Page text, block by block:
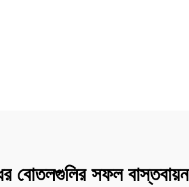
বোতলগুলির সফল বাস্তবায়ন